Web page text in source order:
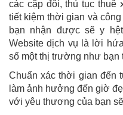
các cặp đôi, thủ tục thuê
tiết kiệm thời gian và
bạn nhận được sẽ y
Website dịch vụ là lời
số một thị trường như bạn
Chuẩn xác thời gian đến
làm ảnh hưởng đến giờ
với yêu thương của bạn